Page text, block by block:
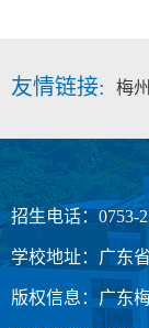
友情链接: 梅
招生电话：0753-
学校地址：广东
版权信息：广东